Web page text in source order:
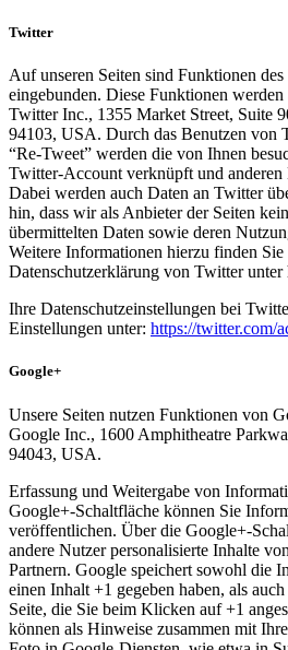
Twitter
Auf unseren Seiten sind Funktionen
eingebunden. Diese Funktionen
Twitter Inc., 1355 Market Street, Suite
94103, USA. Durch das Benutzen von
“Re-Tweet” werden die von Ihnen
Twitter-Account verknüpft und anderen
Dabei werden auch Daten an Twitter
hin, dass wir als Anbieter der Seiten
übermittelten Daten sowie deren
Weitere Informationen hierzu finden Sie
Datenschutzerklärung von Twitter
Ihre Datenschutzeinstellungen bei
Einstellungen unter: https://twitter.com/
Google+
Unsere Seiten nutzen Funktionen von
Google Inc., 1600 Amphitheatre
94043, USA.
Erfassung und Weitergabe von
Google+-Schaltfläche können Sie
veröffentlichen. Über die Google+-
andere Nutzer personalisierte Inhalte
Partnern. Google speichert sowohl die
einen Inhalt +1 gegeben haben, als
Seite, die Sie beim Klicken auf +1
können als Hinweise zusammen mit